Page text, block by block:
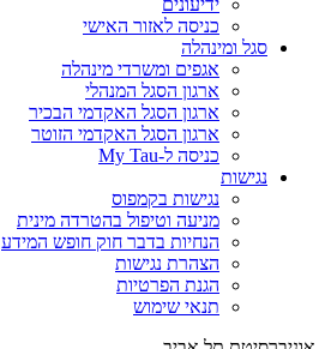
ידיעונים
כניסה לאזור האישי
סגל ומינהלה
אגפים ומשרדי מינהלה
ארגון הסגל המנהלי
ארגון הסגל האקדמי הבכיר
ארגון הסגל האקדמי הזוטר
כניסה ל-My Tau
נגישות
נגישות בקמפוס
מניעה וטיפול בהטרדה מינית
הנחיות בדבר חוק חופש המידע
הצהרת נגישות
הגנת הפרטיות
תנאי שימוש